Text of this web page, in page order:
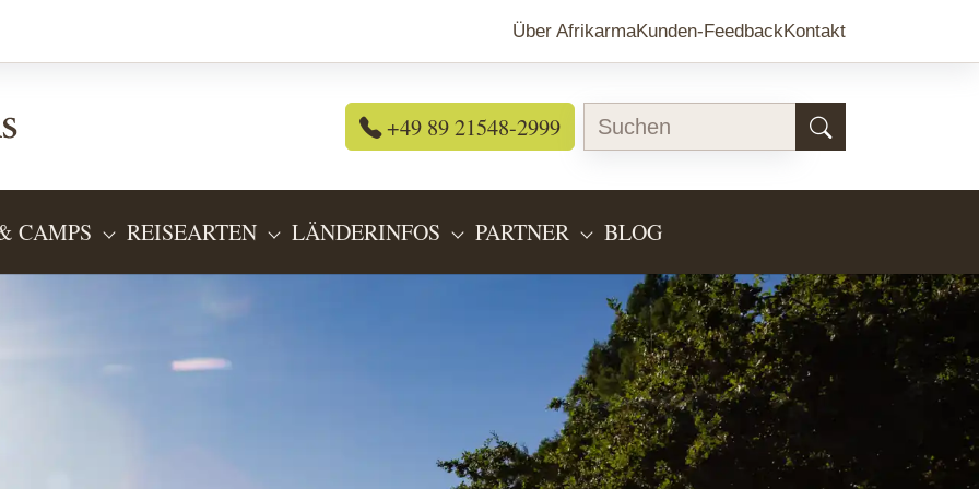
Über AfrikarmaKunden-FeedbackKontakt
+49 89 21548-2999
"REISEANGEBOTE"
CAMPS SUBMENU FOR "LODGES & CAMPS"
REISEARTEN SUBMENU FOR "REISEARTEN"
LÄNDERINFOS SUBMENU FOR "LÄNDERINFOS"
PARTNER SUBMENU FOR "PARTNER"
BLOG